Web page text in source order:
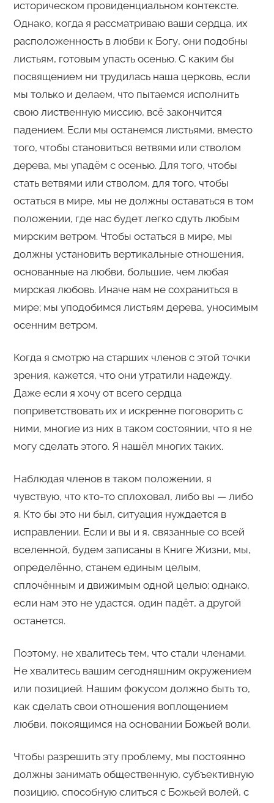
историческом провиденциальном контексте.
Однако, когда я рассматриваю ваши сердца, их
расположенность в любви к Богу, они подобны
листьям, готовым упасть осенью. С каким бы
посвящением ни трудилась наша церковь, если
мы только и делаем, что пытаемся исполнить
свою лиственную миссию, всё закончится
падением. Если мы останемся листьями, вместо
того, чтобы становиться ветвями или стволом
дерева, мы упадём с осенью. Для того, чтобы
стать ветвями или стволом, для того, чтобы
остаться в мире, мы не должны оставаться в том
положении, где нас будет легко сдуть любым
мирским ветром. Чтобы остаться в мире, мы
должны установить вертикальные отношения,
основанные на любви, большие, чем любая
мирская любовь. Иначе нам не сохраниться в
мире; мы уподобимся листьям дерева, уносимым
осенним ветром.
Когда я смотрю на старших членов с этой точки
зрения, кажется, что они утратили надежду.
Даже если я хочу от всего сердца
поприветствовать их и искренне поговорить с
ними, многие из них в таком состоянии, что я не
могу сделать этого. Я нашёл многих таких.
Наблюдая членов в таком положении, я
чувствую, что кто-то сплоховал, либо вы — либо
я. Кто бы это ни был, ситуация нуждается в
исправлении. Если и вы и я, связанные со всей
вселенной, будем записаны в Книге Жизни, мы,
определённо, станем единым целым,
сплочённым и движимым одной целью; однако,
если нам это не удастся, один падёт, а другой
останется.
Поэтому, не хвалитесь тем, что стали членами.
Не хвалитесь вашим сегодняшним окружением
или позицией. Нашим фокусом должно быть то,
как сделать свои отношения воплощением
любви, покоящимся на основании Божьей воли.
Чтобы разрешить эту проблему, мы постоянно
должны занимать общественную, субъективную
позицию, способную слиться с Божьей волей, с